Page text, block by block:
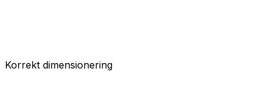
Korrekt dimensionering